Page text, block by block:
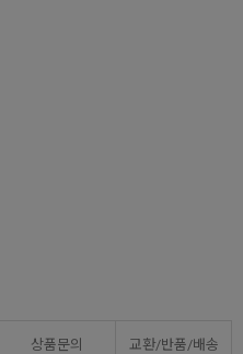
상품문의 교환/반품/배송